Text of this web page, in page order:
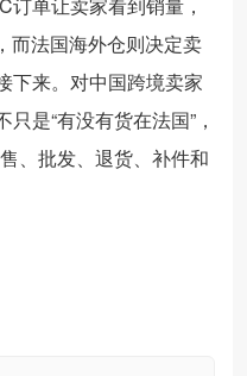
而法国海外仓则决定卖
下来。对中国跨境卖家
是“有没有货在法国”，
、批发、退货、补件和